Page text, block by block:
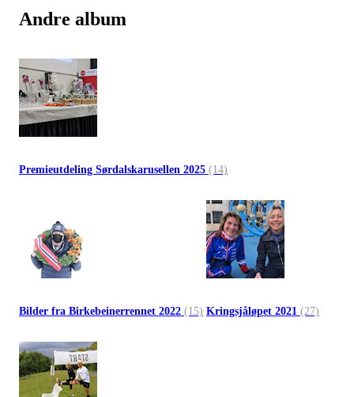
Andre album
Premieutdeling Sørdalskarusellen 2025 (14)
Bilder fra Birkebeinerrennet 2022 (15) Kringsjåløpet 2021 (27)